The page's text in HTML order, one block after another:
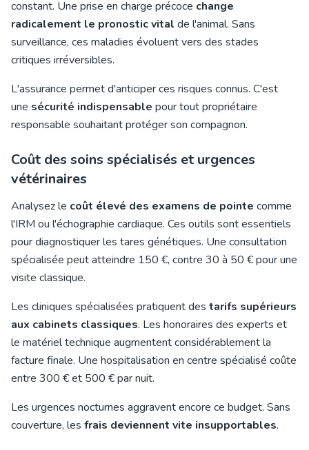
constant. Une prise en charge précoce change
radicalement le pronostic vital de l'animal. Sans
surveillance, ces maladies évoluent vers des stades
critiques irréversibles.
L'assurance permet d'anticiper ces risques connus. C'est
une sécurité indispensable pour tout propriétaire
responsable souhaitant protéger son compagnon.
Coût des soins spécialisés et urgences
vétérinaires
Analysez le coût élevé des examens de pointe comme
l'IRM ou l'échographie cardiaque. Ces outils sont essentiels
pour diagnostiquer les tares génétiques. Une consultation
spécialisée peut atteindre 150 €, contre 30 à 50 € pour une
visite classique.
Les cliniques spécialisées pratiquent des tarifs supérieurs
aux cabinets classiques. Les honoraires des experts et
le matériel technique augmentent considérablement la
facture finale. Une hospitalisation en centre spécialisé coûte
entre 300 € et 500 € par nuit.
Les urgences nocturnes aggravent encore ce budget. Sans
couverture, les frais deviennent vite insupportables.